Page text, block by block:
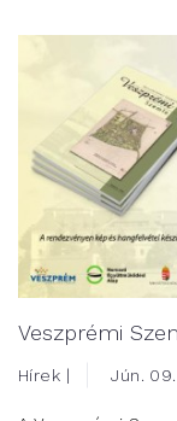
Veszprémi
Hírek | Jún.